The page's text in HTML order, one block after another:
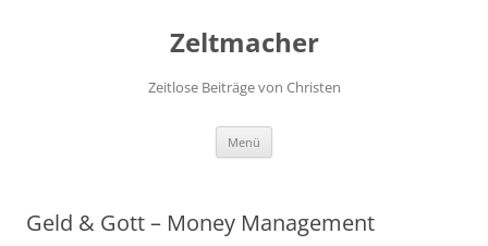
Zeltmacher
Zeitlose Beiträge von Christen
Menü
Geld & Gott – Money Management